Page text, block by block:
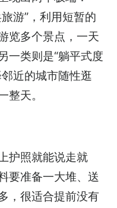
游”，利用短暂的
览多个景点，一天
一类则是“躺平式度
近的城市随性逛
整天。
护照就能说走就
要准备一大堆、送
，很适合提前没有